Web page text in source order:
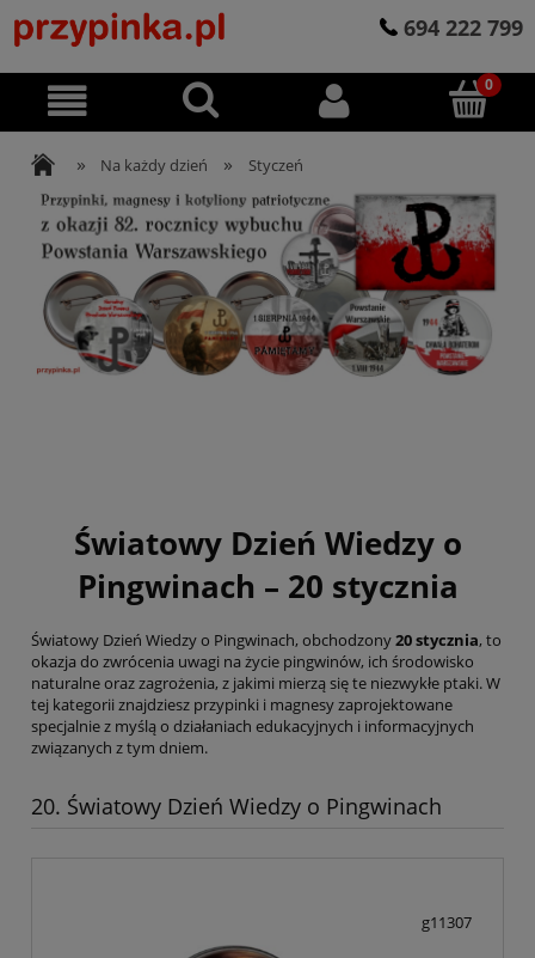
694 222 799
» Na każdy dzień » Styczeń
Światowy Dzień Wiedzy o
Pingwinach – 20 stycznia
Światowy Dzień Wiedzy o Pingwinach, obchodzony20 stycznia, to
okazja do zwrócenia uwagi na życie pingwinów, ich środowisko
naturalne oraz zagrożenia, z jakimi mierzą się te niezwykłe ptaki. W
tej kategorii znajdziesz przypinki i magnesy zaprojektowane
specjalnie z myślą o działaniach edukacyjnych i informacyjnych
związanych z tym dniem.
20. Światowy Dzień Wiedzy o Pingwinach
g11307